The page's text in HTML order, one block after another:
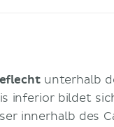
unterhalb
inferior bildet
innerhalb des